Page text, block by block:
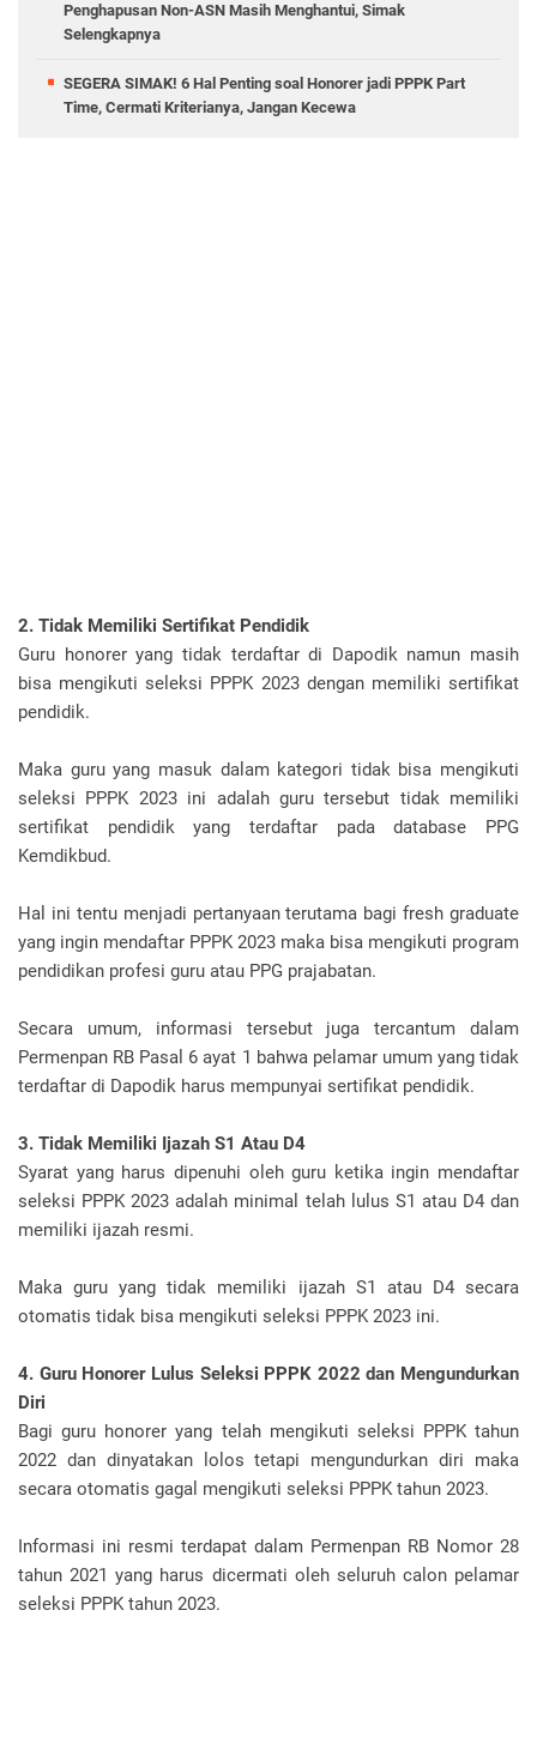
Penghapusan Non-ASN Masih Menghantui, Simak
Selengkapnya
SEGERA SIMAK! 6 Hal Penting soal Honorer jadi PPPK Part
Time, Cermati Kriterianya, Jangan Kecewa
2. Tidak Memiliki Sertifikat Pendidik
Guru honorer yang tidak terdaftar di Dapodik namun masih
bisa mengikuti seleksi PPPK 2023 dengan memiliki sertifikat
pendidik.
Maka guru yang masuk dalam kategori tidak bisa mengikuti
seleksi PPPK 2023 ini adalah guru tersebut tidak memiliki
sertifikat pendidik yang terdaftar pada database PPG
Kemdikbud.
Hal ini tentu menjadi pertanyaan terutama bagi fresh graduate
yang ingin mendaftar PPPK 2023 maka bisa mengikuti program
pendidikan profesi guru atau PPG prajabatan.
Secara umum, informasi tersebut juga tercantum dalam
Permenpan RB Pasal 6 ayat 1 bahwa pelamar umum yang tidak
terdaftar di Dapodik harus mempunyai sertifikat pendidik.
3. Tidak Memiliki Ijazah S1 Atau D4
Syarat yang harus dipenuhi oleh guru ketika ingin mendaftar
seleksi PPPK 2023 adalah minimal telah lulus S1 atau D4 dan
memiliki ijazah resmi.
Maka guru yang tidak memiliki ijazah S1 atau D4 secara
otomatis tidak bisa mengikuti seleksi PPPK 2023 ini.
4. Guru Honorer Lulus Seleksi PPPK 2022 dan Mengundurkan
Diri
Bagi guru honorer yang telah mengikuti seleksi PPPK tahun
2022 dan dinyatakan lolos tetapi mengundurkan diri maka
secara otomatis gagal mengikuti seleksi PPPK tahun 2023.
Informasi ini resmi terdapat dalam Permenpan RB Nomor 28
tahun 2021 yang harus dicermati oleh seluruh calon pelamar
seleksi PPPK tahun 2023.